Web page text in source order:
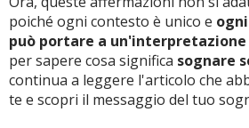
poiché ogni contesto è unico e
può portare a un'interpretazione
per sapere cosa significa sognare
continua a leggere l'articolo che
te e scopri il messaggio del tuo